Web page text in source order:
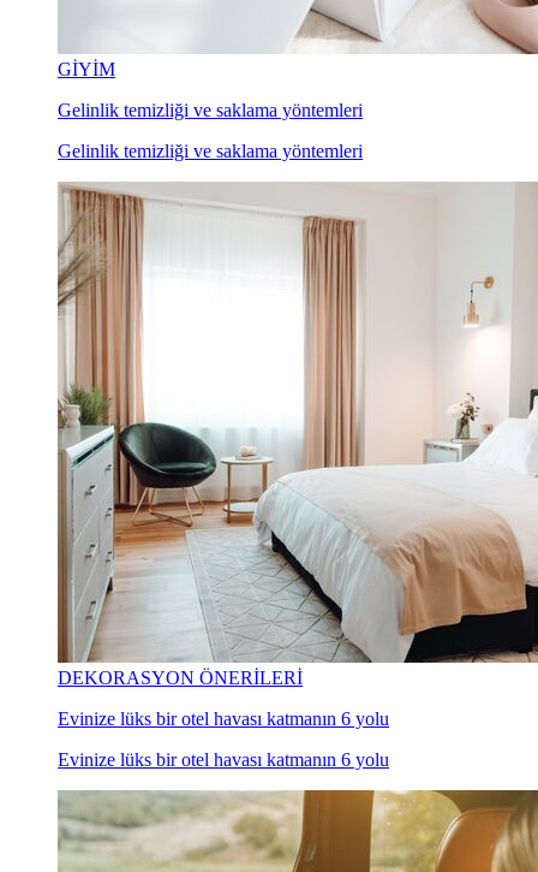
GİYİM
Gelinlik temizliği ve saklama yöntemleri
Gelinlik temizliği ve saklama yöntemleri
DEKORASYON ÖNERİLERİ
Evinize lüks bir otel havası katmanın 6 yolu
Evinize lüks bir otel havası katmanın 6 yolu